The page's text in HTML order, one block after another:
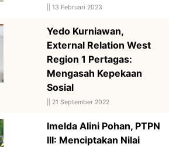
13 Februari 2023
Yedo Kurniawan,
External Relation West
Region 1 Pertagas:
Mengasah Kepekaan
Sosial
21 September 2022
Imelda Alini Pohan, PTPN
III: Menciptakan Nilai